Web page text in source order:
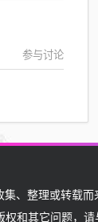
参与讨论
整理或转载而
和其它问题，请